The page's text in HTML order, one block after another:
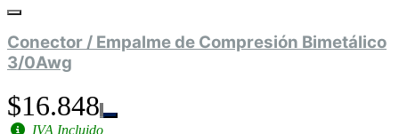
Conector / Empalme de Compresión Bimetálico
3/0Awg
$16.848
IVA Incluido